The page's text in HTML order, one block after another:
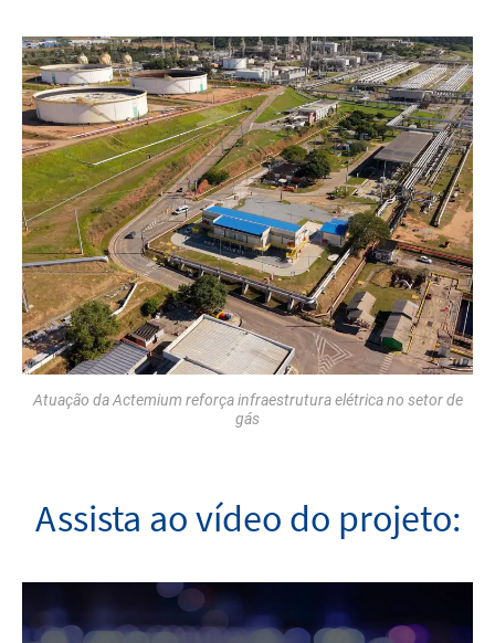
Atuação da Actemium reforça infraestrutura elétrica no setor de
gás
Assista ao vídeo do projeto: